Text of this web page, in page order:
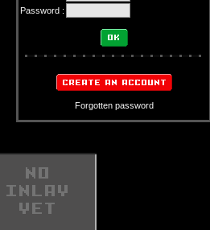
Password :
Forgotten password